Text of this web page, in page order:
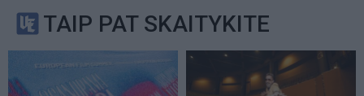
TAIP PAT SKAITYKITE